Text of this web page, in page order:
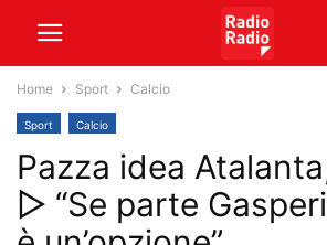
Home Sport Calcio
Sport Calcio
Pazza idea
▷ “Se parte